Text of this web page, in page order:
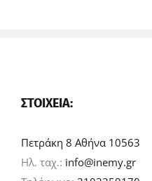
ΣΤΟΙΧΕΊΑ:
Πετράκη 8 Αθήνα 10563
Ηλ. ταχ.: info@inemy.gr